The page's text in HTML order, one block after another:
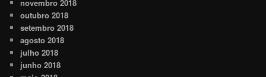
novembro 2018
outubro 2018
setembro 2018
agosto 2018
julho 2018
junho 2018